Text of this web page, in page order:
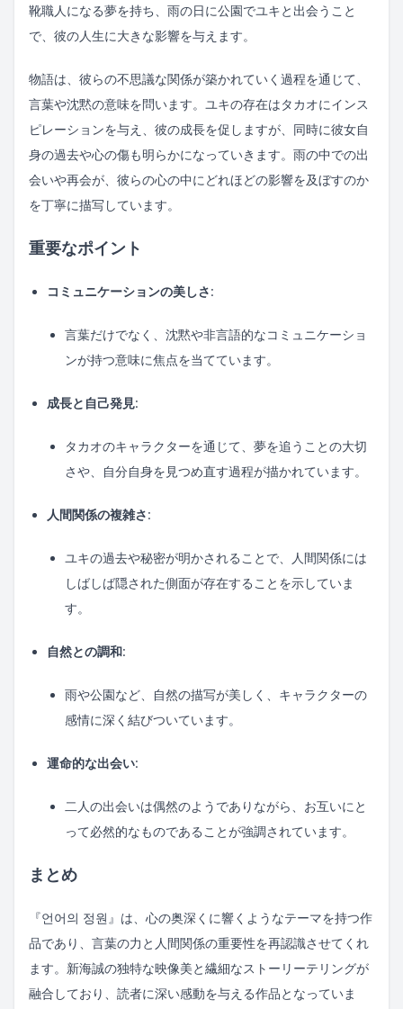
靴職人になる夢を持ち、雨の日に公園でユキと出会うこと
で、彼の人生に大きな影響を与えます。
物語は、彼らの不思議な関係が築かれていく過程を通じて、
言葉や沈黙の意味を問います。ユキの存在はタカオにインス
ピレーションを与え、彼の成長を促しますが、同時に彼女自
身の過去や心の傷も明らかになっていきます。雨の中での出
会いや再会が、彼らの心の中にどれほどの影響を及ぼすのか
を丁寧に描写しています。
重要なポイント
コミュニケーションの美しさ:
言葉だけでなく、沈黙や非言語的なコミュニケーショ
ンが持つ意味に焦点を当てています。
成長と自己発見:
タカオのキャラクターを通じて、夢を追うことの大切
さや、自分自身を見つめ直す過程が描かれています。
人間関係の複雑さ:
ユキの過去や秘密が明かされることで、人間関係には
しばしば隠された側面が存在することを示していま
す。
自然との調和:
雨や公園など、自然の描写が美しく、キャラクターの
感情に深く結びついています。
運命的な出会い:
二人の出会いは偶然のようでありながら、お互いにと
って必然的なものであることが強調されています。
まとめ
『언어의 정원』は、心の奥深くに響くようなテーマを持つ作
品であり、言葉の力と人間関係の重要性を再認識させてくれ
ます。新海誠の独特な映像美と繊細なストーリーテリングが
融合しており、読者に深い感動を与える作品となっていま